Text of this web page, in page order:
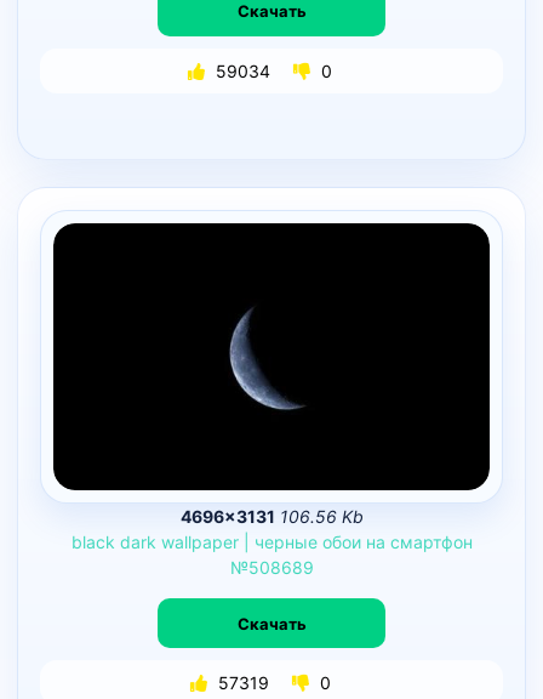
Скачать
59034 0
4696×3131 106.56 Kb
black dark wallpaper черные обои на смартфон
№508689
Скачать
57319 0